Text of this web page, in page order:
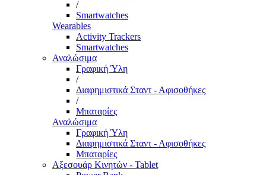
/
Smartwatches
Wearables
Activity Trackers
Smartwatches
Αναλώσιμα
Γραφική Ύλη
/
Διαφημιστικά Σταντ - Αφισοθήκες
/
Μπαταρίες
Αναλώσιμα
Γραφική Ύλη
Διαφημιστικά Σταντ - Αφισοθήκες
Μπαταρίες
Αξεσουάρ Κινητών - Tablet